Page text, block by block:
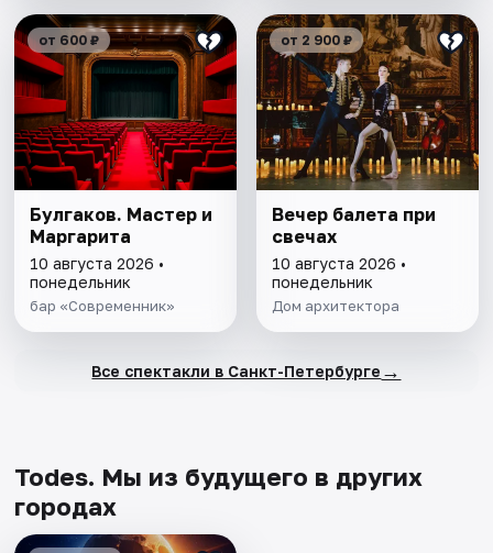
от 600 ₽
Булгаков. Мастер и
Маргарита
10 августа 2026 •
понедельник
бар «Современник»
от 2 900 ₽
Вечер балета при
свечах
10 августа 2026 •
понедельник
Дом архитектора
Все спектакли в Санкт-Петербурге →
Todes. Мы из будущего в других
городах